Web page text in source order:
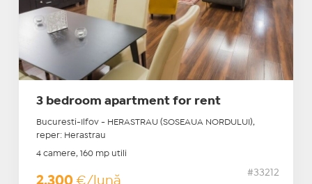
3 bedroom apartment for rent
Bucuresti-Ilfov - HERASTRAU (SOSEAUA NORDULUI),
reper: Herastrau
4 camere, 160 mp utili
2.300 €/lună
#33212